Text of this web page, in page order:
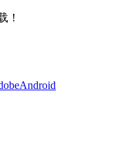
！
Android